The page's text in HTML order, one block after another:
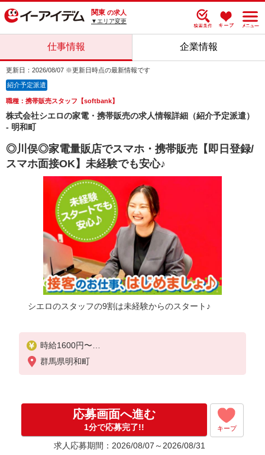
関東 の求人
▼エリア変更
仕事情報 企業情報
更新日：2026/08/07 ※更新日時点の最新情報です
紹介予定派遣
職種：携帯販売スタッフ【softbank】
株式会社シエロの家電・携帯販売の求人情報詳細（紹介予定派遣）
- 明和町
◎川俣◎家電量販店でスマホ・携帯販売【即日登録/
スマホ面接OK】未経験でも安心♪
シエロのスタッフの9割は未経験からのスタート♪
時給1600円〜
※残業代支給
★交通費別途支給（規定あり）
入社祝い金10万円支給(規定有)
お友達を紹介頂くと,
インセンティブ支給(規定有)
群馬県明和町
応募画面へ進む
1分で応募完了!! キープ
求人応募期間：2026/08/07～2026/08/31